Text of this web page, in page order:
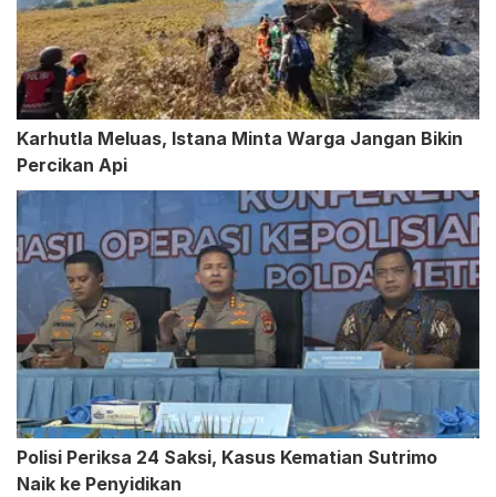
Karhutla Meluas, Istana Minta Warga Jangan Bikin
Percikan Api
Polisi Periksa 24 Saksi, Kasus Kematian Sutrimo
Naik ke Penyidikan